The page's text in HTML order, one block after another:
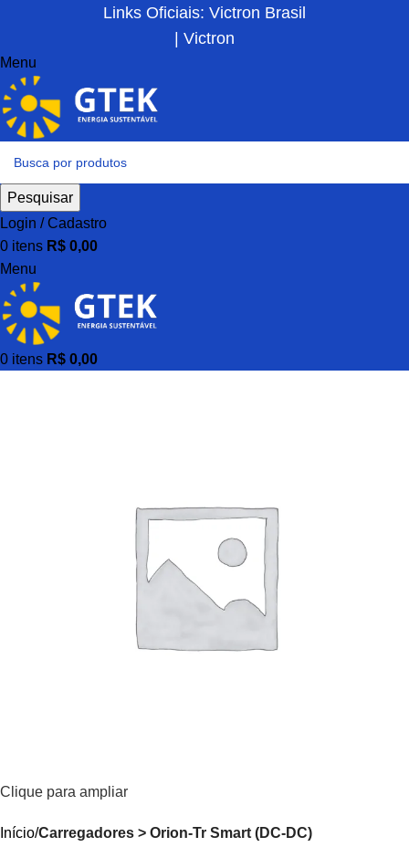
Links Oficiais: Victron Brasil
| Victron
Menu
Pesquisar
Login / Cadastro
0 itens R$ 0,00
Menu
0 itens R$ 0,00
Clique para ampliar
Início Carregadores > Orion-Tr Smart (DC-DC)